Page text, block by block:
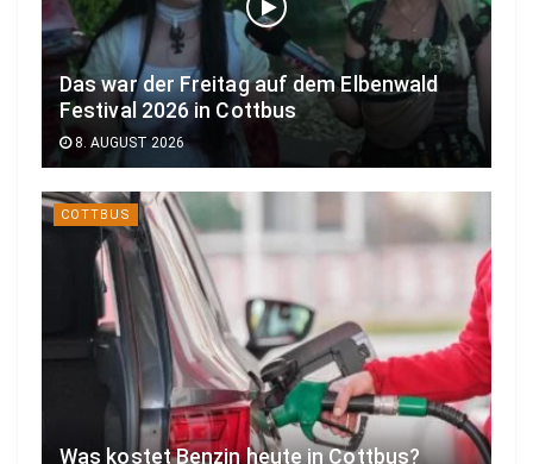
Das war der Freitag auf dem Elbenwald
Festival 2026 in Cottbus
8. AUGUST 2026
COTTBUS
Was kostet Benzin heute in Cottbus?